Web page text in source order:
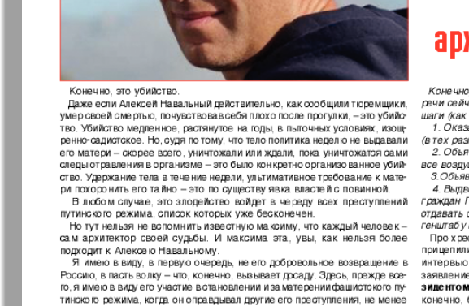
Архив необновляющихся на сайте изданий
7плюс7я Авангард
Антенна
Аргументы и
факты Европа
Бизнес парк Будь здоров
Вечерняя газета
Вечное
сокровище